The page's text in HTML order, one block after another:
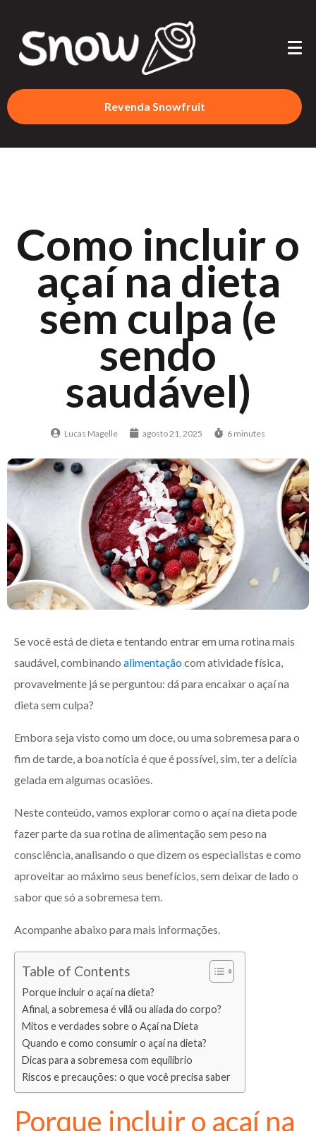
Revenda Snowfruit
Como incluir o
açaí na dieta
sem culpa (e
sendo
saudável)
Lucas Magelle agosto 21, 2025 6 minutes
Se você está de dieta e tentando entrar em uma rotina mais
saudável, combinando alimentaçãocom atividade física,
provavelmente já se perguntou: dá para encaixar o açaí na
dieta sem culpa?
Embora seja visto como um doce, ou uma sobremesa para o
fim de tarde, a boa notícia é que é possível, sim, ter a delícia
gelada em algumas ocasiões.
Neste conteúdo, vamos explorar como o açaí na dieta pode
fazer parte da sua rotina de alimentação sem peso na
consciência, analisando o que dizem os especialistas e como
aproveitar ao máximo seus benefícios, sem deixar de lado o
sabor que só a sobremesa tem.
Acompanhe abaixo para mais informações.
Table of Contents
Porque incluir o açaí na dieta?
Afinal, a sobremesa é vilã ou aliada do corpo?
Mitos e verdades sobre o Açaí na Dieta
Quando e como consumir o açaí na dieta?
Dicas para a sobremesa com equilíbrio
Riscos e precauções: o que você precisa saber
Porque incluir o açaí na